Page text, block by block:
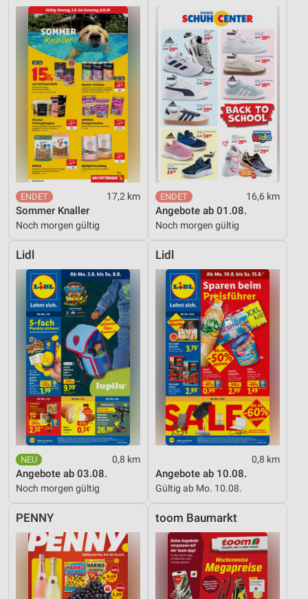
17,2 km
Sommer Knaller
Noch morgen gültig
16,6 km
Angebote ab 01.08.
Noch morgen gültig
Lidl
0,8 km
Angebote ab 03.08.
Noch morgen gültig
Lidl
0,8 km
Angebote ab 10.08.
Gültig ab Mo. 10.08.
PENNY toom Baumarkt